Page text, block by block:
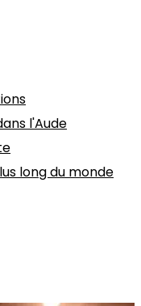
l'Aude
long du monde